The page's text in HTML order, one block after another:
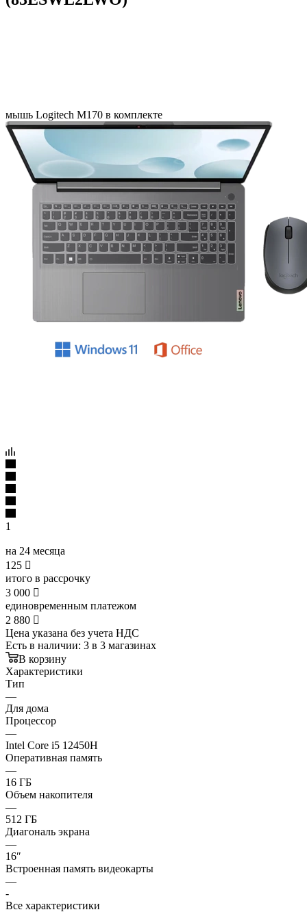
мышь Logitech M170 в комплекте
1
на 24 месяца
125 
итого в рассрочку
3 000 
единовременным платежом
2 880 
Цена указана без учета НДС
Есть в наличии: 3 в 3 магазинах
В корзину
Характеристики
Тип
—
Для дома
Процессор
—
Intel Core i5 12450H
Оперативная память
—
16 ГБ
Объем накопителя
—
512 ГБ
Диагональ экрана
—
16″
Встроенная память видеокарты
—
-
Все характеристики